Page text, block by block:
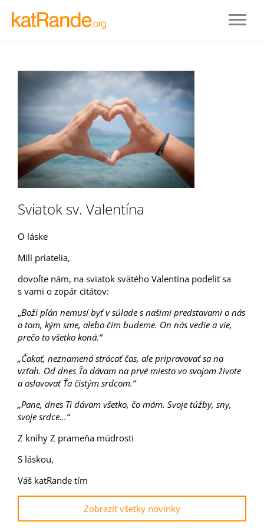
Prihlásenie
Sviatok sv. Valentína
O láske
Milí priatelia,
dovoľte nám, na sviatok svätého Valentína podeliť sa
s vami o zopár citátov:
„Boží plán nemusí byť v súlade s našimi predstavami o nás
o tom, kým sme, alebo čím budeme. On nás vedie a vie,
prečo to všetko koná.“
„Čakať, neznamená strácať čas, ale pripravovať sa na
vzťah. Od dnes Ťa dávam na prvé miesto vo svojom živote
a oslavovať Ťa čistým srdcom.“
„Pane, dnes Ti dávam všetko, čo mám. Svoje túžby, sny,
svoje srdce...“
Z knihy Z prameňa múdrosti
S láskou,
Váš katRande tím
Zobraziť všetky novinky